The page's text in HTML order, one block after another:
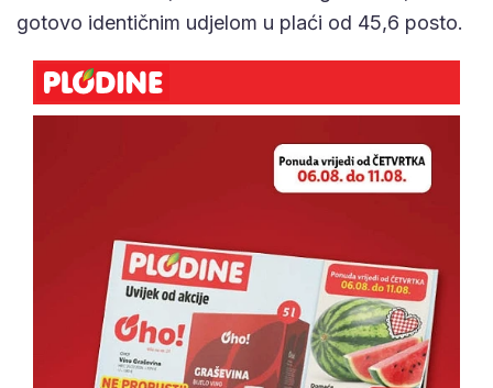
gotovo identičnim udjelom u plaći od 45,6 posto.